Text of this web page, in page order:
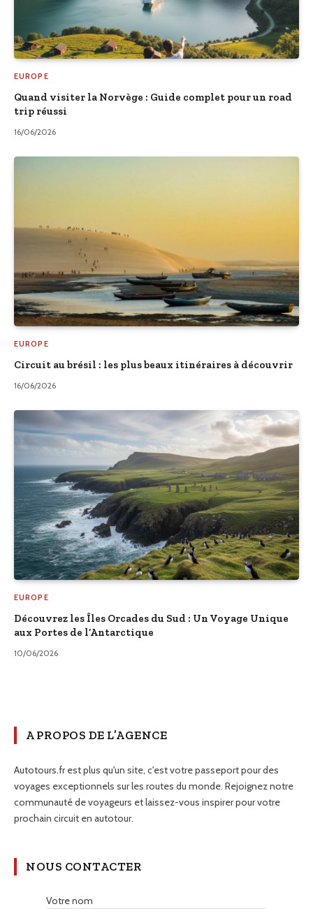
EUROPE
Quand visiter la Norvège : Guide complet pour un road
trip réussi
16/06/2026
EUROPE
Circuit au brésil : les plus beaux itinéraires à découvrir
16/06/2026
EUROPE
Découvrez les Îles Orcades du Sud : Un Voyage Unique
aux Portes de l’Antarctique
10/06/2026
A PROPOS DE L’AGENCE
Autotours.fr est plus qu'un site, c'est votre passeport pour des
voyages exceptionnels sur les routes du monde. Rejoignez notre
communauté de voyageurs et laissez-vous inspirer pour votre
prochain circuit en autotour.
NOUS CONTACTER
Votre nom